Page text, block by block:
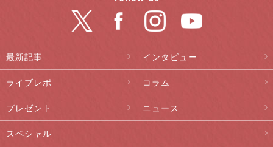
最新記事 インタビュー
ライブレポ コラム
プレゼント ニュース
スペシャル